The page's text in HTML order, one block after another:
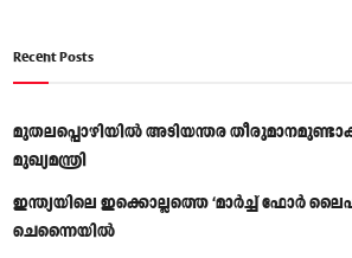
Recent Posts
മുതലപ്പൊഴിയിൽ അടിയന്തര
മുഖ്യമന്ത്രി
ഇന്ത്യയിലെ ഇക്കൊല്ലത്തെ ‘മാർച്ച് ഫോർ
ചെന്നൈയിൽ